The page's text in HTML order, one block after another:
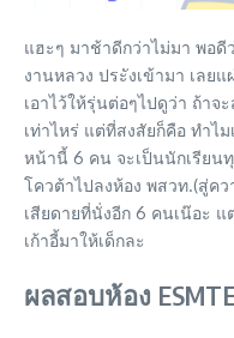
แฮะๆ มาช้าดีกว่าไม่มา พอดี
งานหลวง ประังเข้ามา เลย
เอาไว้ให้รุ่นต่อๆไปดูว่า ถ้า
เท่าไหร่ แต่ที่สงสัยก็คือ ทำไ
หน้านี้ 6 คน จะเป็นนักเรียน
โควต้าไปลงห้อง พสวท.(สู่คว
เสียดายที่นั่งอีก 6 คนเน๊อะ แ
เก้าอี้มาให้เด็กละ
ผลสอบห้อง